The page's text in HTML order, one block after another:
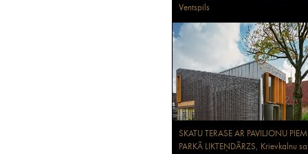
Ventspils
SKATU TERASE AR PAVILJONU
PARKĀ LIKTEŅDĀRZS, Krievkalnu